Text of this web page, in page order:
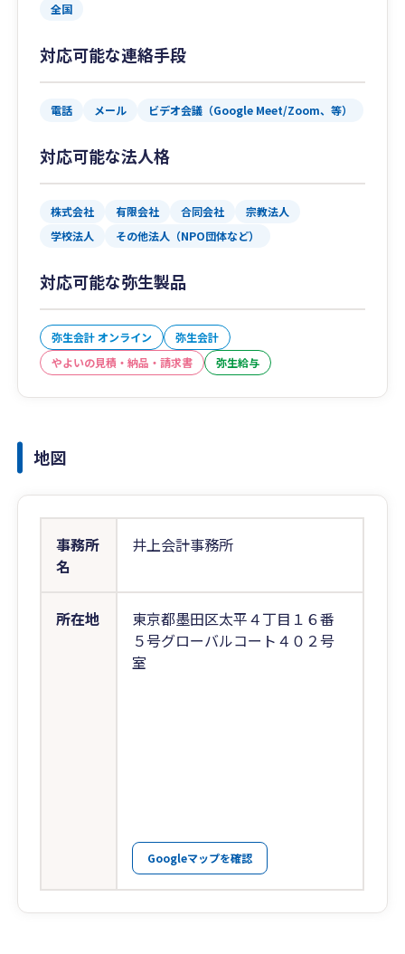
全国
対応可能な連絡手段
電話 メール ビデオ会議（Google Meet/Zoom、等）
対応可能な法人格
株式会社 有限会社 合同会社
宗教法人
学校法人
その他法人（NPO団体など）
対応可能な弥生製品
弥生会計 オンライン
弥生会計
やよいの見積・納品・請求書
弥生給与
地図
事務所
名
井上会計事務所
所在地
東京都墨田区太平４丁目１６番
５号グローバルコート４０２号
室
Googleマップを確認